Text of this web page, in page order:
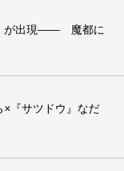
が出現―― 魔都に
×『サツドウ』なだ